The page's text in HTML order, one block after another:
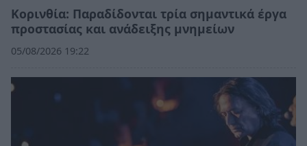
Κορινθία: Παραδίδονται τρία σημαντικά έργα
προστασίας και ανάδειξης μνημείων
05/08/2026 19:22